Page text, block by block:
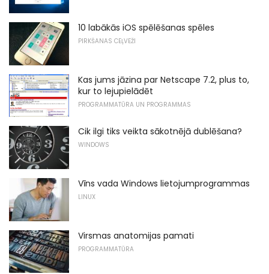
10 labākās iOS spēlēšanas spēles
PIRKŠANAS CEĻVEŽI
Kas jums jāzina par Netscape 7.2, plus to,
kur to lejupielādēt
PROGRAMMATŪRA UN PROGRAMMAS
Cik ilgi tiks veikta sākotnējā dublēšana?
WINDOWS
Vīns vada Windows lietojumprogrammas
LINUX
Virsmas anatomijas pamati
PROGRAMMATŪRA